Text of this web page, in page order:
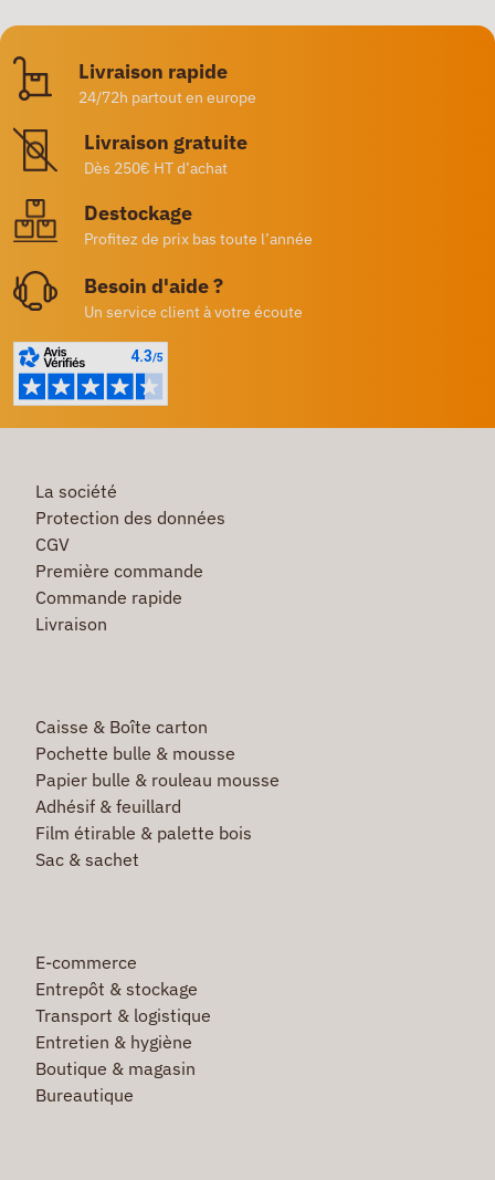
Livraison rapide
24/72h partout en europe
Livraison gratuite
Dès 250€ HT d’achat
Destockage
Profitez de prix bas toute l’année
Besoin d'aide ?
Un service client à votre écoute
La société
Protection des données
CGV
Première commande
Commande rapide
Livraison
Caisse & Boîte carton
Pochette bulle & mousse
Papier bulle & rouleau mousse
Adhésif & feuillard
Film étirable & palette bois
Sac & sachet
E-commerce
Entrepôt & stockage
Transport & logistique
Entretien & hygiène
Boutique & magasin
Bureautique